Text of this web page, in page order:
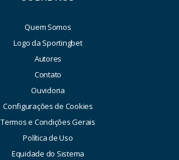
Quem Somos
Logo da Sportingbet
Autores
Contato
Ouvidoria
Configurações de Cookies
Termos e Condições Gerais
Política de Uso
Equidade do Sistema